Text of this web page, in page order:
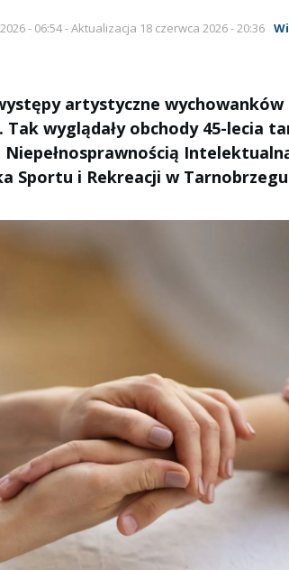
- 06:54 - Aktualizacja 18 czerwca 2026 - 20:36
artystyczne wychowanków
Tak wyglądały obchody 45-lecia
Niepełnosprawnością
Sportu i Rekreacji w